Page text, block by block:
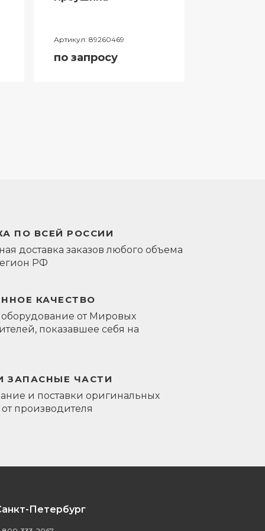
Артикул: 89260469
по запросу
ПО ВСЕЙ РОССИИ
доставка заказов любого объема
РФ
КАЧЕСТВО
оборудование от Мировых
показавшее себя на
ЗАПАСНЫЕ ЧАСТИ
и поставки оригинальных
от производителя
Петербург